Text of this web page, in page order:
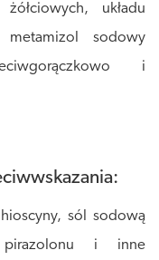
układu
metamizol sodowy
i
sól sodową
pirazolonu i inne